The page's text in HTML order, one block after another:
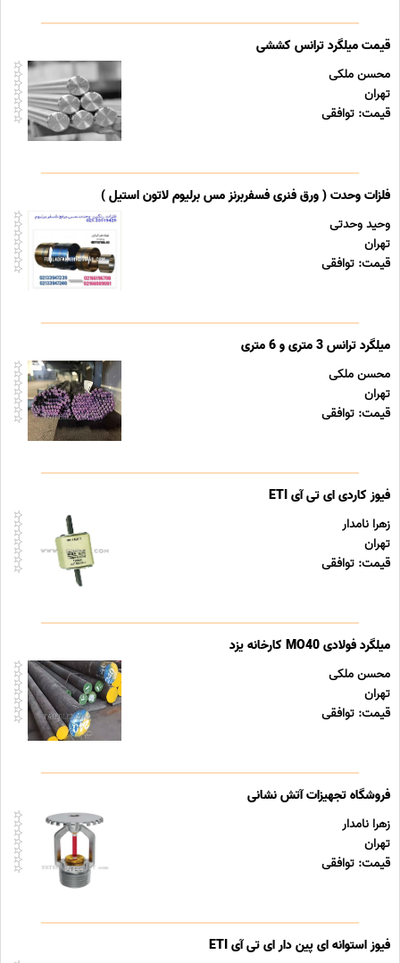
قیمت میلگرد ترانس کششی
محسن ملکی
تهران
قیمت: توافقی
فلزات وحدت ( ورق فنری فسفربرنز مس برلیوم لاتون استیل )
وحید وحدتی
تهران
قیمت: توافقی
میلگرد ترانس 3 متری و 6 متری
محسن ملکی
تهران
قیمت: توافقی
فیوز کاردی ای تی آی ETI
زهرا نامدار
تهران
قیمت: توافقی
میلگرد فولادی MO40 کارخانه یزد
محسن ملکی
تهران
قیمت: توافقی
فروشگاه تجهیزات آتش نشانی
زهرا نامدار
تهران
قیمت: توافقی
فیوز استوانه ای پین دار ای تی آی ETI